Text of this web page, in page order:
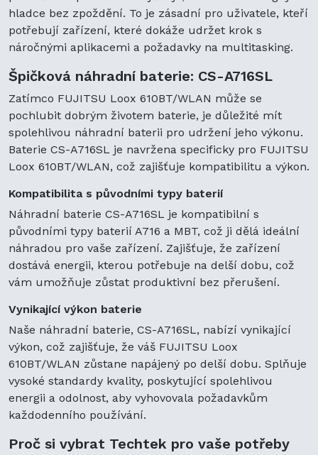
hladce bez zpoždění. To je zásadní pro uživatele, kteří
potřebují zařízení, které dokáže udržet krok s
náročnými aplikacemi a požadavky na multitasking.
Špičková náhradní baterie: CS-A716SL
Zatímco FUJITSU Loox 610BT/WLAN může se
pochlubit dobrým životem baterie, je důležité mít
spolehlivou náhradní baterii pro udržení jeho výkonu.
Baterie CS-A716SL je navržena specificky pro FUJITSU
Loox 610BT/WLAN, což zajišťuje kompatibilitu a výkon.
Kompatibilita s původními typy baterií
Náhradní baterie CS-A716SL je kompatibilní s
původními typy baterií A716 a MBT, což ji dělá ideální
náhradou pro vaše zařízení. Zajišťuje, že zařízení
dostává energii, kterou potřebuje na delší dobu, což
vám umožňuje zůstat produktivní bez přerušení.
Vynikající výkon baterie
Naše náhradní baterie, CS-A716SL, nabízí vynikající
výkon, což zajišťuje, že váš FUJITSU Loox
610BT/WLAN zůstane napájený po delší dobu. Splňuje
vysoké standardy kvality, poskytující spolehlivou
energii a odolnost, aby vyhovovala požadavkům
každodenního používání.
Proč si vybrat Techtek pro vaše potřeby